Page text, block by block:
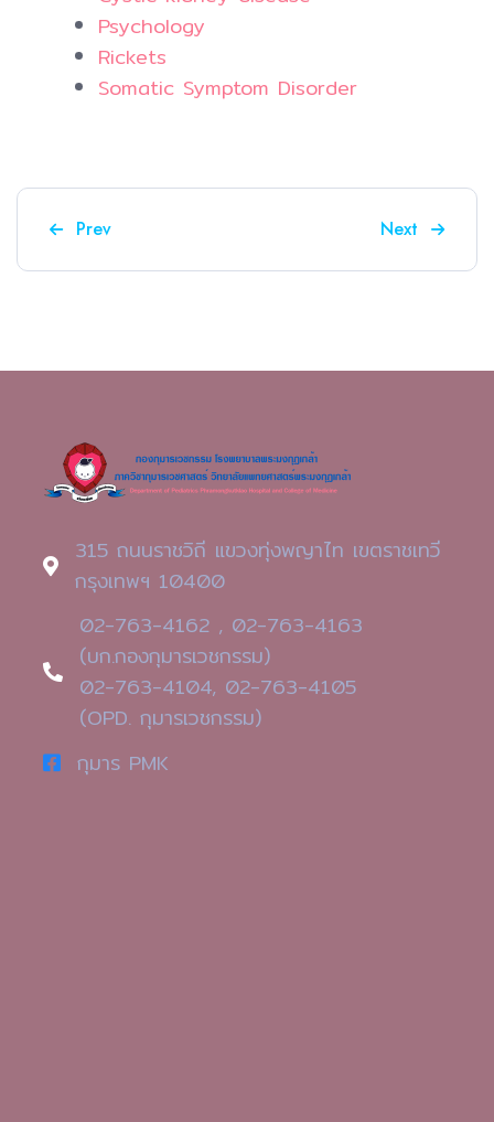
Psychology
Rickets
Somatic Symptom Disorder
Previous article: Interesting Case
Prev Next article:
Next
315 ถนนราชวิถี แขวงทุ่งพญาไท เขตราชเทวี
กรุงเทพฯ 10400
02-763-4162 , 02-763-4163
(บก.กองกุมารเวชกรรม)
02-763-4104, 02-763-4105
(OPD. กุมารเวชกรรม)
กุมาร PMK